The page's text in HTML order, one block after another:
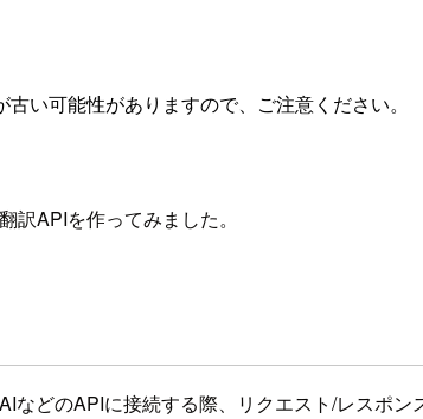
い可能性がありますので、ご注意ください。
APIを作ってみました。
どのAPIに接続する際、リクエスト/レスポン